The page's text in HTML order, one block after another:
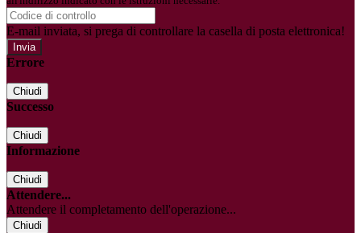
E-mail inviata, si prega di controllare la casella di posta elettronica!
Errore
Chiudi
Successo
Chiudi
Informazione
Chiudi
Attendere...
Attendere il completamento dell'operazione...
Chiudi